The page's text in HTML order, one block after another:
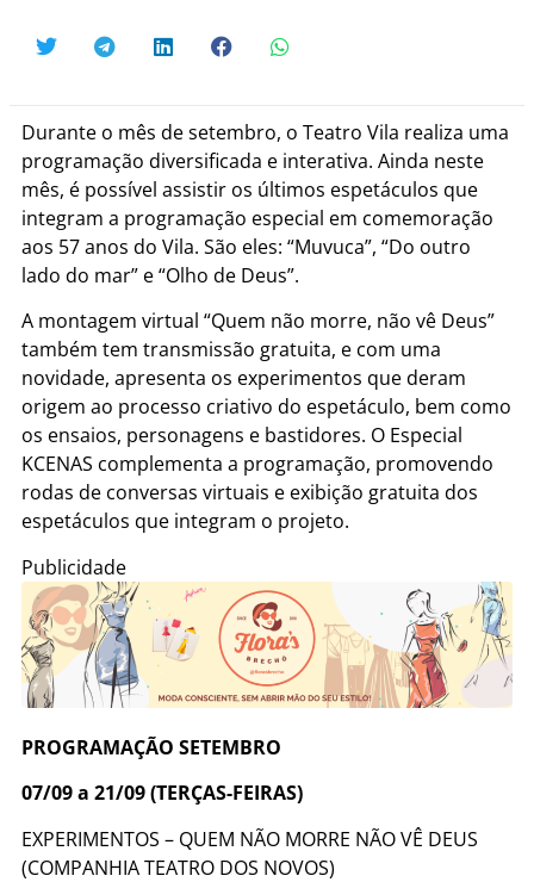
Durante o mês de setembro, o Teatro Vila realiza uma
programação diversificada e interativa. Ainda neste
mês, é possível assistir os últimos espetáculos que
integram a programação especial em comemoração
aos 57 anos do Vila. São eles: “Muvuca”, “Do outro
lado do mar” e “Olho de Deus”.
A montagem virtual “Quem não morre, não vê Deus”
também tem transmissão gratuita, e com uma
novidade, apresenta os experimentos que deram
origem ao processo criativo do espetáculo, bem como
os ensaios, personagens e bastidores. O Especial
KCENAS complementa a programação, promovendo
rodas de conversas virtuais e exibição gratuita dos
espetáculos que integram o projeto.
Publicidade
PROGRAMAÇÃO SETEMBRO
07/09 a 21/09 (TERÇAS-FEIRAS)
EXPERIMENTOS – QUEM NÃO MORRE NÃO VÊ DEUS
(COMPANHIA TEATRO DOS NOVOS)